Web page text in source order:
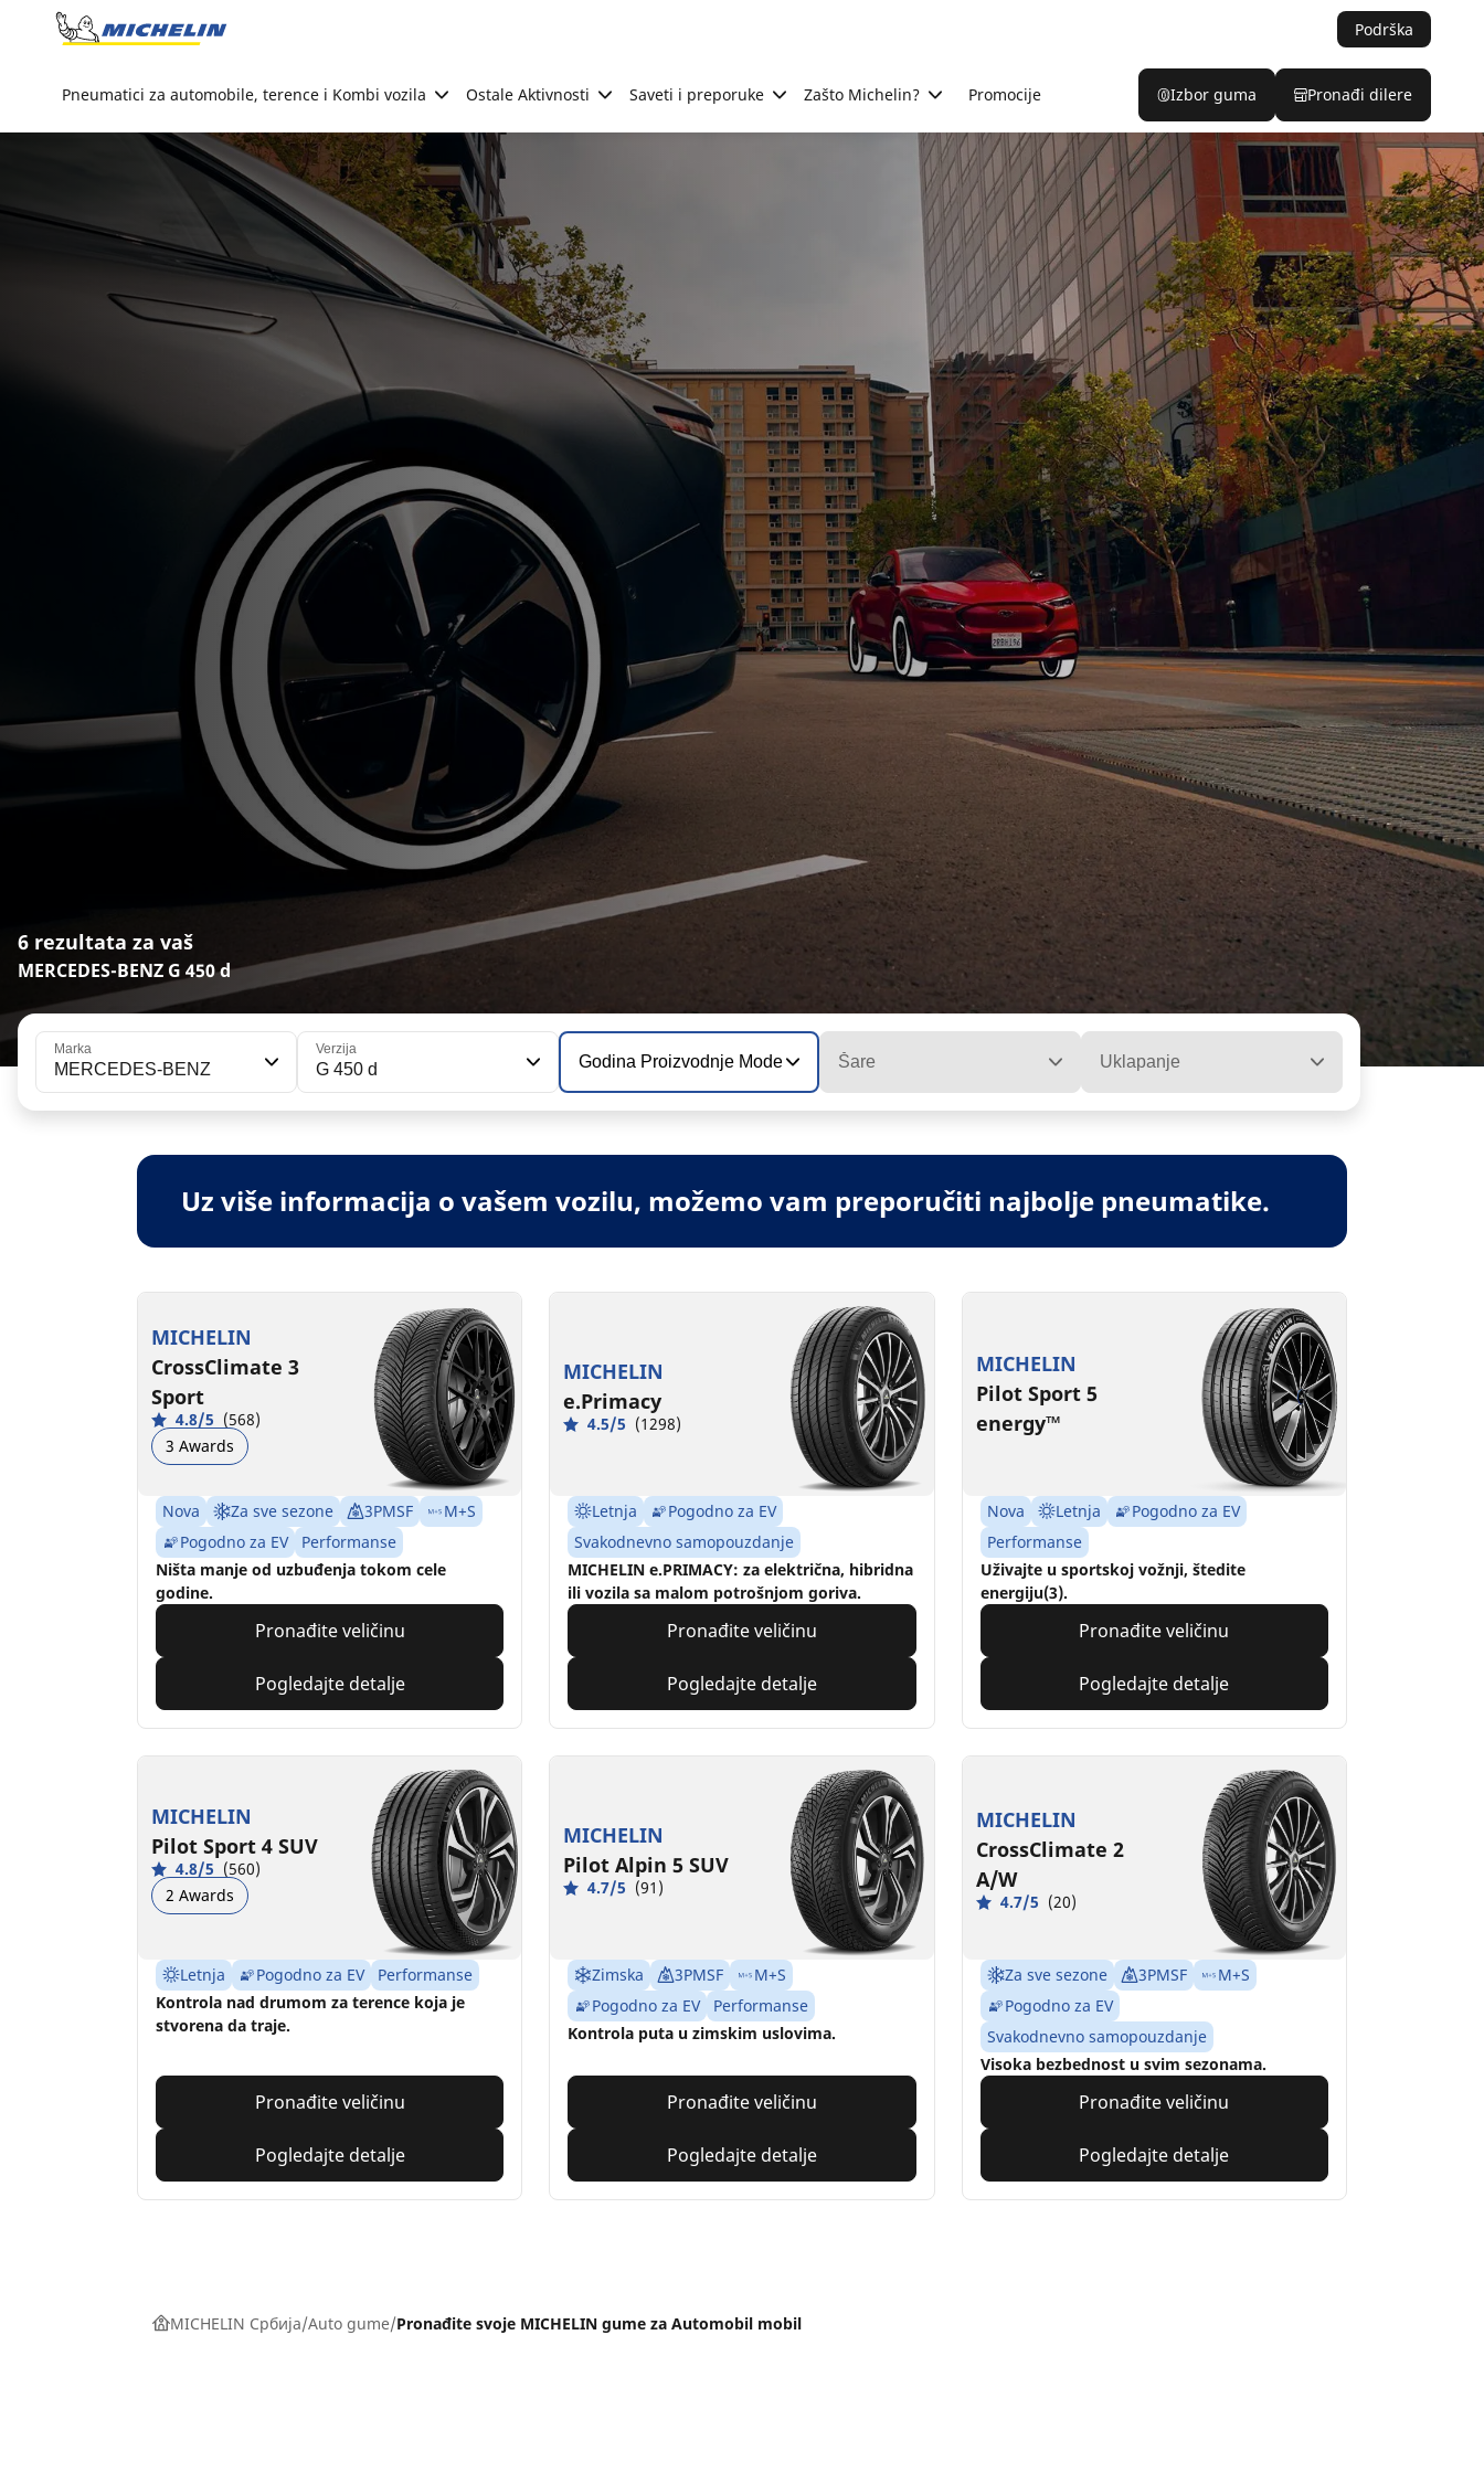
Go to page content
Podrška
Pneumatici za automobile, terence i Kombi vozila Ostale Aktivnosti Saveti i preporuke Zašto Michelin? Promocije Izbor guma Pronađi dilere
6 rezultata za vaš
MERCEDES-BENZ G 450 d
Marka
MERCEDES-BENZ
Verzija
G 450 d Godina Proizvodnje Modela Šare Uklapanje
Uz više informacija o vašem vozilu, možemo vam preporučiti najbolje pneumatike.
MICHELIN
CrossClimate 3
Sport
4.8/5 (568)
3 Awards
Nova Za sve sezone 3PMSF
M+S
Pogodno za EV
Performanse
Ništa manje od uzbuđenja tokom cele
godine.
Pronađite veličinu
Pogledajte detalje
MICHELIN
e.Primacy
4.5/5 (1298)
Letnja
Pogodno za EV
Svakodnevno samopouzdanje
MICHELIN e.PRIMACY: za električna, hibridna
ili vozila sa malom potrošnjom goriva.
Pronađite veličinu
Pogledajte detalje
MICHELIN
Pilot Sport 5
energy™
Nova Letnja
Pogodno za EV
Performanse
Uživajte u sportskoj vožnji, štedite
energiju(3).
Pronađite veličinu
Pogledajte detalje
MICHELIN
Pilot Sport 4 SUV
4.8/5 (560)
2 Awards
Letnja Pogodno za EV
Performanse
Kontrola nad drumom za terence koja je
stvorena da traje.
Pronađite veličinu
Pogledajte detalje
MICHELIN
Pilot Alpin 5 SUV
4.7/5 (91)
Zimska 3PMSF
M+S
Pogodno za EV
Performanse
Kontrola puta u zimskim uslovima.
Pronađite veličinu
Pogledajte detalje
MICHELIN
CrossClimate 2
A/W
4.7/5 (20)
Za sve sezone 3PMSF
M+S
Pogodno za EV
Svakodnevno samopouzdanje
Visoka bezbednost u svim sezonama.
Pronađite veličinu
Pogledajte detalje
MICHELIN Србија Auto gume Pronađite svoje MICHELIN gume za Automobil mobil